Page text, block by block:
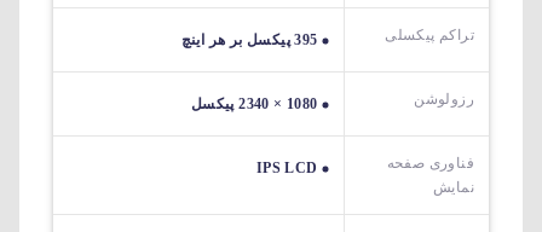
تراکم پیکسلی 395 پیکسل بر هر اینچ
رزولوشن 1080 × 2340 پیکسل
فناوری صفحه
نمایش
IPS LCD